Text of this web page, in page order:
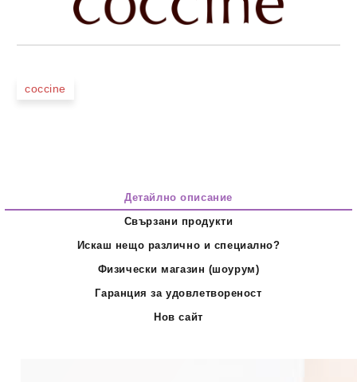
coccine
Детайлно описание
Свързани продукти
Искаш нещо различно и специално?
Физически магазин (шоурум)
Гаранция за удовлетвореност
Нов сайт